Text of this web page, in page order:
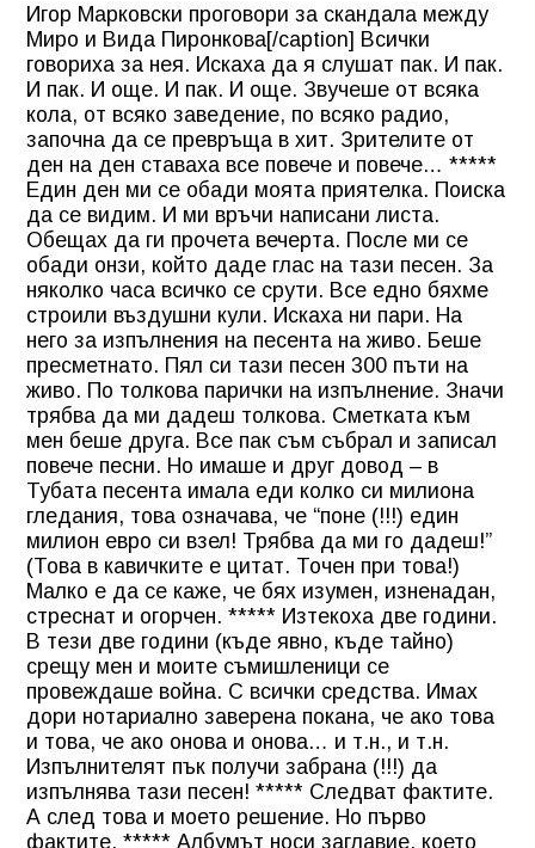
Игор Марковски проговори за скандала между
Миро и Вида Пиронкова[/caption] Всички
говориха за нея. Искаха да я слушат пак. И пак.
И пак. И още. И пак. И още. Звучеше от всяка
кола, от всяко заведение, по всяко радио,
започна да се превръща в хит. Зрителите от
ден на ден ставаха все повече и повече… *****
Един ден ми се обади моята приятелка. Поиска
да се видим. И ми връчи написани листа.
Обещах да ги прочета вечерта. После ми се
обади онзи, който даде глас на тази песен. За
няколко часа всичко се срути. Все едно бяхме
строили въздушни кули. Искаха ни пари. На
него за изпълнения на песента на живо. Беше
пресметнато. Пял си тази песен 300 пъти на
живо. По толкова парички на изпълнение. Значи
трябва да ми дадеш толкова. Сметката към
мен беше друга. Все пак съм събрал и записал
повече песни. Но имаше и друг довод – в
Тубата песента имала еди колко си милиона
гледания, това означава, че “поне (!!!) един
милион евро си взел! Трябва да ми го дадеш!”
(Това в кавичките е цитат. Точен при това!)
Малко е да се каже, че бях изумен, изненадан,
стреснат и огорчен. ***** Изтекоха две години.
В тези две години (къде явно, къде тайно)
срещу мен и моите съмишленици се
провеждаше война. С всички средства. Имах
дори нотариално заверена покана, че ако това
и това, че ако онова и онова… и т.н., и т.н.
Изпълнителят пък получи забрана (!!!) да
изпълнява тази песен! ***** Следват фактите.
А след това и моето решение. Но първо
фактите. ***** Албумът носи заглавие, което